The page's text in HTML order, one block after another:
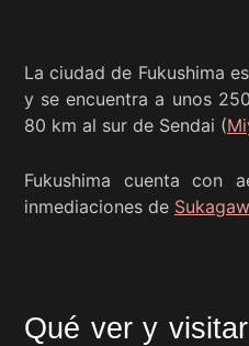
La ciudad de Fukushima
y se encuentra a unos
80 km al sur de Sendai (
Fukushima cuenta con
inmediaciones de
Qué ver y